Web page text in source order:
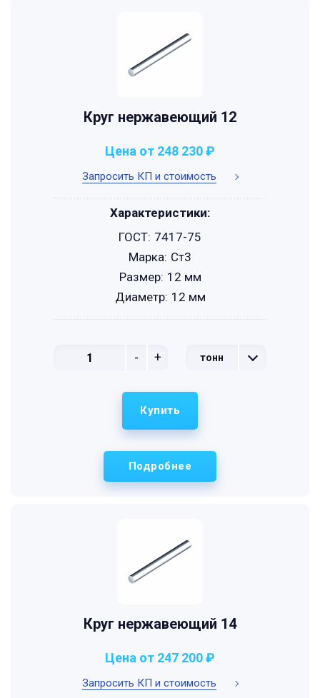
Круг нержавеющий 12
Запросить КП и стоимость
Цена от 248 230 ₽
- + тонн
Характеристики:
ГОСТ: 7417-75
Марка: Ст3
Размер: 12 мм
Диаметр: 12 мм
Подробнее
Купить
Круг нержавеющий 14
Запросить КП и стоимость
Цена от 247 200 ₽